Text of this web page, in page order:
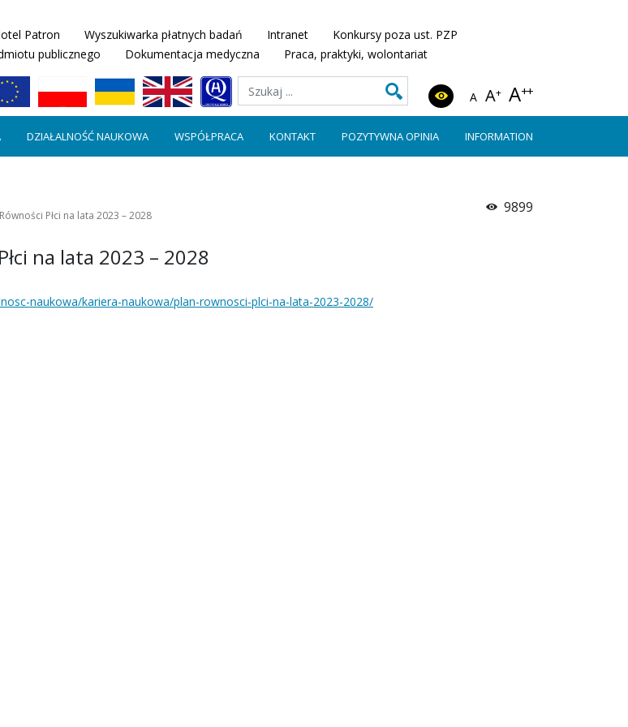
Patron Wyszukiwarka płatnych badań Intranet
Konkursy poza ust. PZP
publicznego
Dokumentacja medyczna Praca, praktyki, wolontariat
A A+ A++
DZIAŁALNOŚĆ NAUKOWA WSPÓŁPRACA KONTAKT POZYTYWNA OPINIA INFORMATION
Płci na lata 2023 – 2028 9899
na lata 2023 – 2028
naukowa/kariera-naukowa/plan-rownosci-plci-na-lata-2023-2028/